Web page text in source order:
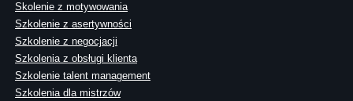
Skolenie z motywowania
Szkolenie z asertywności
Szkolenie z negocjacji
Szkolenia z obsługi klienta
Szkolenie talent management
Szkolenia dla mistrzów